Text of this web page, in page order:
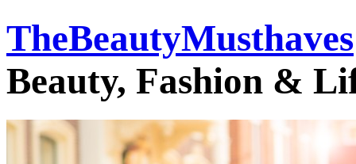
TheBeautyMusthaves
Beauty, Fashion &